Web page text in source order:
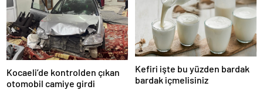
“peçeteli” yalanlama geldi!
Kocaeli’de kontrolden çıkan
otomobil camiye girdi
Kefiri işte bu yüzden bardak
bardak içmelisiniz